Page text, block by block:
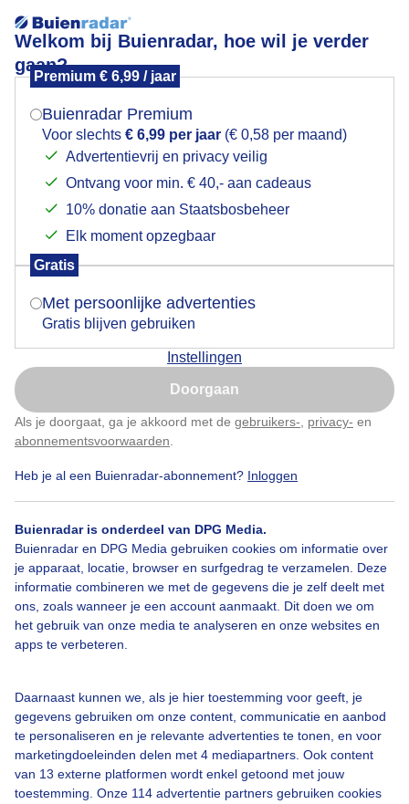
Welkom bij Buienradar, hoe wil je verder
gaan?
Premium € 6,99 / jaar
Buienradar Premium
Voor slechts € 6,99 per jaar (€ 0,58 per maand)
Advertentievrij en privacy veilig
Ontvang voor min. € 40,- aan cadeaus
10% donatie aan Staatsbosbeheer
Elk moment opzegbaar
Gratis
Met persoonlijke advertenties
Gratis blijven gebruiken
Instellingen
Doorgaan
Als je doorgaat, ga je akkoord met de gebruikers- privacy- en
abonnementsvoorwaarden
Heb je al een Buienradar-abonnement? Inloggen
Buienradar is onderdeel van DPG Media.
Buienradar en DPG Media gebruiken cookies om informatie over
je apparaat, locatie, browser en surfgedrag te verzamelen. Deze
informatie combineren we met de gegevens die je zelf deelt met
ons, zoals wanneer je een account aanmaakt. Dit doen we om
het gebruik van onze media te analyseren en onze websites en
apps te verbeteren.
Daarnaast kunnen we, als je hier toestemming voor geeft, je
gegevens gebruiken om onze content, communicatie en aanbod
te personaliseren en je relevante advertenties te tonen, en voor
marketingdoeleinden delen met 4 mediapartners. Ook content
van 13 externe platformen wordt enkel getoond met jouw
toestemming. Onze 114 advertentie partners gebruiken cookies
Ze zijn er weer!
Weidebeekjuffer
Door: Kees van den Brink Gemaakt: 17-05-2026, 52x bekeken
Bekijk slideshow
Een moment geduld aub...
Mogen we je locatie gebruiken voor het
Indien je hier nog geen akkoord op hebt gegeven,
verschijnt er zo een pop-up uit je browser waarin
Is goed, toon de popup
Nu niet, misschien later
Klik hierom dit aan te passen